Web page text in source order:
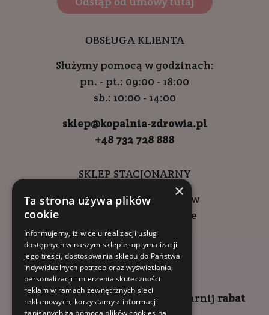
OBSŁUGA KLIENTA
Służymy pomocą w godzinach:
pn. - pt.: 09:00 - 18:00
sb.: 10:00 - 14:00
sklep@kopalnia-zdrowia.pl
+48 732 728 888
SKLEP STACJONARNY
ul. Wadowicka 6, Kraków
Kompleks Buma Square
godziny otwarcia:
9:00 - 18:00 (pon-pt)
10:00 - 14:00 (sob)
Zapisz się naNEWSLETTER zgarnij rabat
×
Ta strona używa plików
cookie
Informujemy, iż w celu realizacji usług
dostępnych w naszym sklepie, optymalizacji
jego treści, dostosowania sklepu do Państwa
indywidualnych potrzeb oraz wyświetlania,
personalizacji i mierzenia skuteczności
reklam w ramach zewnętrznych sieci
reklamowych, korzystamy z informacji
zapisanych za pomocą plików cookies na